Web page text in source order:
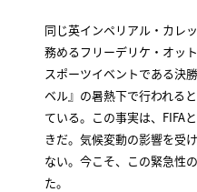
同じ英インペリアル・カレ
務めるフリーデリケ・オッ
スポーツイベントである決
ベル』の暑熱下で行われる
ている。この事実は、FIFA
きだ。気候変動の影響を受
ない。今こそ、この緊急性
た。